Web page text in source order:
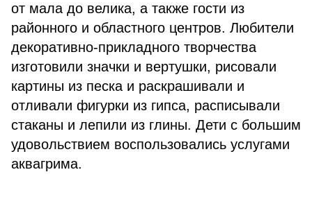
от мала до велика, а также гости из
районного и областного центров. Любители
декоративно-прикладного творчества
изготовили значки и вертушки, рисовали
картины из песка и раскрашивали и
отливали фигурки из гипса, расписывали
стаканы и лепили из глины. Дети с большим
удовольствием воспользовались услугами
аквагрима.